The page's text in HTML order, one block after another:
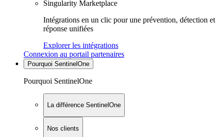
Singularity Marketplace
Intégrations en un clic pour une prévention, détection et
réponse unifiées
Explorer les intégrations
Connexion au portail partenaires
Pourquoi SentinelOne
Pourquoi SentinelOne
La différence SentinelOne
Nos clients